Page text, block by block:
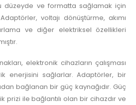
düzeyde ve formatta sağlamak için
voltajı dönüştürme, akımı
ve diğer elektriksel özellikleri
elektronik cihazların çalışması
enerjisini sağlarlar. Adaptörler, bir
bağlanan bir güç kaynağıdır. Güç
prizi ile bağlantılı olan bir cihazdır ve